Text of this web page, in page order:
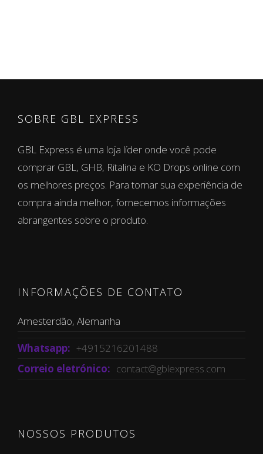
SOBRE GBL EXPRESS
GBL Express é uma loja líder onde você pode
comprar GBL, GHB, Ritalina e KO Drops online com
os melhores preços. Para tornar sua experiência de
compra ainda melhor, fornecemos informações
abrangentes sobre o produto.
INFORMAÇÕES DE CONTATO
Amesterdão, Alemanha
Whatsapp: +4915216201488
Correio eletrónico: contact@gblexpress.com
NOSSOS PRODUTOS